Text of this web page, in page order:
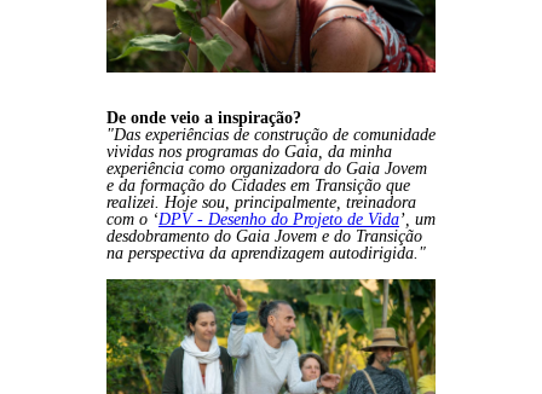
De onde veio a inspiração?
"Das experiências de construção de comunidade
vividas nos programas do Gaia, da minha
experiência como organizadora do Gaia Jovem
e da formação do Cidades em Transição que
realizei. Hoje sou, principalmente, treinadora
com o ‘DPV - Desenho do Projeto de Vida’, um
desdobramento do Gaia Jovem e do Transição
na perspectiva da aprendizagem autodirigida."